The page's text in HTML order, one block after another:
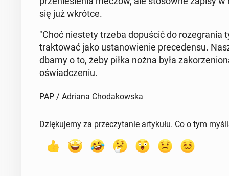
się już wkrótce.
"Choć ni­este­ty trzeba dop­uś­cić do roze­gra­nia
trak­tować jako us­tanowie­nie prece­den­su.
dbamy o to, żeby piłka nożna była
oświad­cze­niu.
PAP / Adriana Chodakowska
Dziękujemy za przeczytanie artykułu. Co o tym